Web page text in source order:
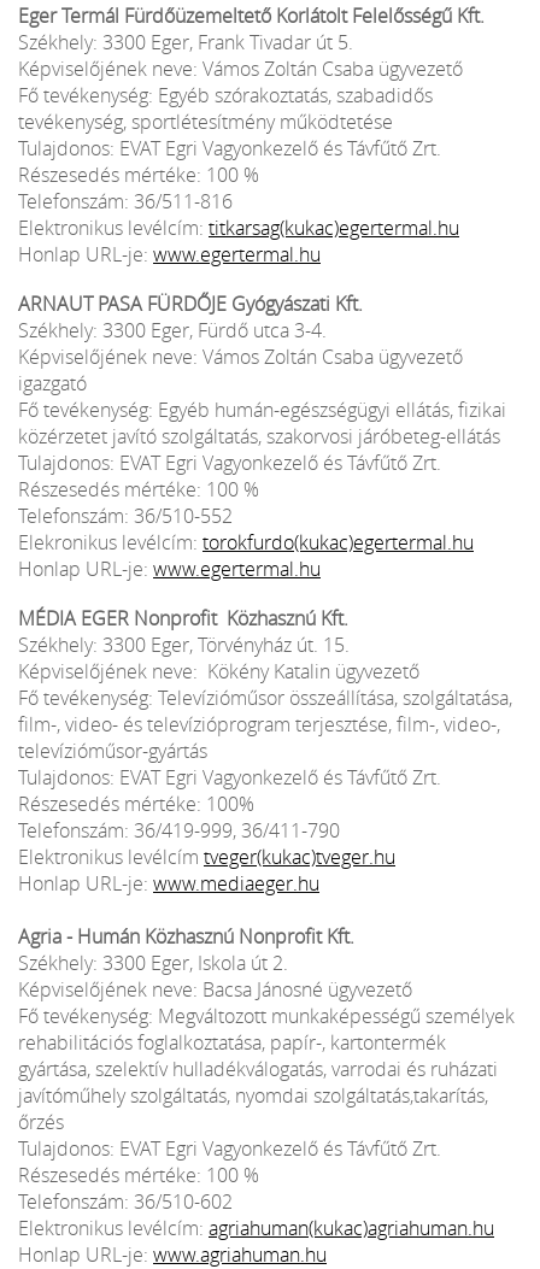
Eger Termál Fürdőüzemeltető Korlátolt Felelősségű Kft.
Székhely: 3300 Eger, Frank Tivadar út 5.
Képviselőjének neve: Vámos Zoltán Csaba ügyvezető
Fő tevékenység: Egyéb szórakoztatás, szabadidős
tevékenység, sportlétesítmény működtetése
Tulajdonos: EVAT Egri Vagyonkezelő és Távfűtő Zrt.
Részesedés mértéke: 100 %
Telefonszám: 36/511-816
Elektronikus levélcím: titkarsag(kukac)egertermal.hu
Honlap URL-je: www.egertermal.hu
ARNAUT PASA FÜRDŐJE Gyógyászati Kft.
Székhely: 3300 Eger, Fürdő utca 3-4.
Képviselőjének neve: Vámos Zoltán Csaba ügyvezető
igazgató
Fő tevékenység: Egyéb humán-egészségügyi ellátás, fizikai
közérzetet javító szolgáltatás, szakorvosi járóbeteg-ellátás
Tulajdonos: EVAT Egri Vagyonkezelő és Távfűtő Zrt.
Részesedés mértéke: 100 %
Telefonszám: 36/510-552
Elekronikus levélcím: torokfurdo(kukac)egertermal.hu
Honlap URL-je: www.egertermal.hu
MÉDIA EGER Nonprofit Közhasznú Kft.
Székhely: 3300 Eger, Törvényház út. 15.
Képviselőjének neve: Kökény Katalin ügyvezető
Fő tevékenység: Televízióműsor összeállítása, szolgáltatása,
film-, video- és televízióprogram terjesztése, film-, video-,
televízióműsor-gyártás
Tulajdonos: EVAT Egri Vagyonkezelő és Távfűtő Zrt.
Részesedés mértéke: 100%
Telefonszám: 36/419-999, 36/411-790
Elektronikus levélcím tveger(kukac)tveger.hu
Honlap URL-je: www.mediaeger.hu
Agria - Humán Közhasznú Nonprofit Kft.
Székhely: 3300 Eger, Iskola út 2.
Képviselőjének neve: Bacsa Jánosné ügyvezető
Fő tevékenység: Megváltozott munkaképességű személyek
rehabilitációs foglalkoztatása, papír-, kartontermék
gyártása, szelektív hulladékválogatás, varrodai és ruházati
javítóműhely szolgáltatás, nyomdai szolgáltatás,takarítás,
őrzés
Tulajdonos: EVAT Egri Vagyonkezelő és Távfűtő Zrt.
Részesedés mértéke: 100 %
Telefonszám: 36/510-602
Elektronikus levélcím: agriahuman(kukac)agriahuman.hu
Honlap URL-je: www.agriahuman.hu